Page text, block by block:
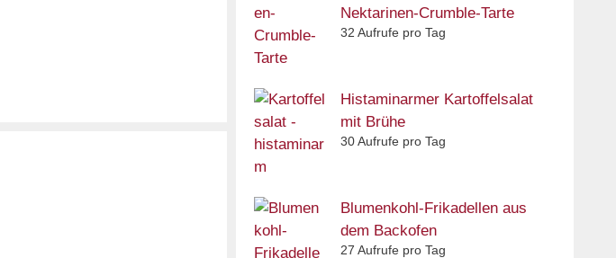
Nektarinen-Crumble-Tarte
32 Aufrufe pro Tag
Histaminarmer Kartoffelsalat
mit Brühe
30 Aufrufe pro Tag
Blumenkohl-Frikadellen aus
dem Backofen
27 Aufrufe pro Tag